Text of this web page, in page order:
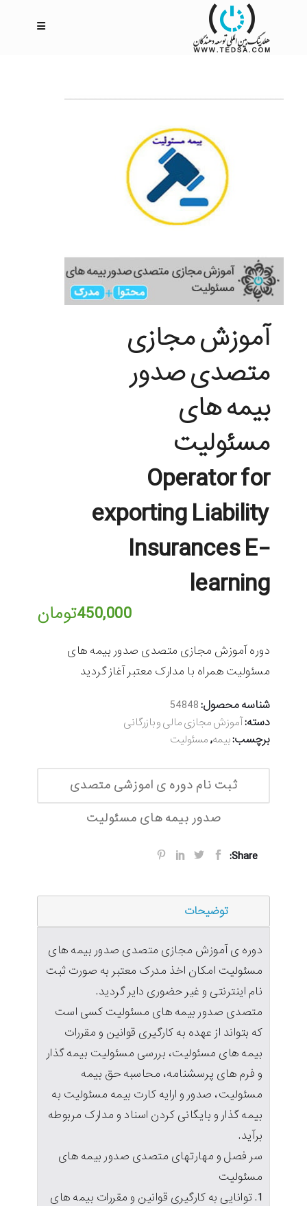
آموزش مجازی
متصدی صدور
بیمه های
مسئولیت
Operator for
exporting Liability
Insurances E-
learning
450,000تومان
دوره آموزش مجازی متصدی صدور بیمه های
مسئولیت همراه با مدارک معتبر آغاز گردید
شناسه محصول:54848
دسته:آموزش مجازی مالی و بازرگانی
برچسب:بیمه,مسئولیت
ثبت نام دوره ی اموزشی متصدی
صدور بیمه های مسئولیت
Share:
توضیحات
دوره ی آموزش مجازی متصدی صدور بیمه های
مسئولیت امکان اخذ مدرک معتبر به صورت ثبت
نام اینترنتی و غیر حضوری دایر گردید.
متصدی صدور بیمه های مسئولیت کسی است
که بتواند از عهده به کارگیری قوانین و مقررات
بیمه های مسئولیت، بررسی مسئولیت بیمه گذار
و فرم های پرسشنامه، محاسبه حق بیمه
مسئولیت، صدور و ارایه کارت بیمه مسئولیت به
بیمه گذار و بایگانی کردن اسناد و مدارک مربوطه
برآید.
سر فصل و مهارتهای متصدی صدور بیمه های
مسئولیت
1. توانايی به كارگيری قوانين و مقررات بيمه های